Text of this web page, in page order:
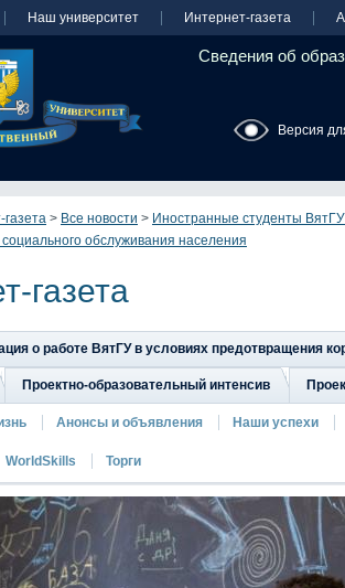
Наш университет Интернет-газета
Сведения об
Версия
газета > Все новости > Иностранные студенты
обслуживания населения
газета
о работе ВятГУ в условиях предотвращения
Проектно-образовательный интенсив
Анонсы и объявления Наши успехи
WorldSkills Торги